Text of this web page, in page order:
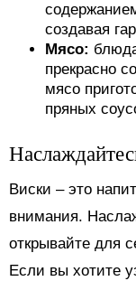
создавая
Мясо:
прекрасно
мясо
пряных
Виски – это
внимания.
открывайте для
Если вы хотите